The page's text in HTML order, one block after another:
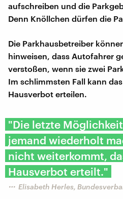
aufschreiben und die
Denn Knöllchen dürfen die
Die Parkhausbetreiber
hinweisen, dass Autofahrer
verstoßen, wenn sie zwei
Im schlimmsten Fall kann
Hausverbot erteilen.
"Die letzte
jemand wiederholt
nicht weiterkommt,
Hausverbot erteilt."
Elisabeth Herles,